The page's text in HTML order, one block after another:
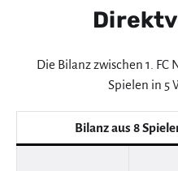
Die Bilanz zwischen 1. FC
Spielen in 5
Bilanz aus 8